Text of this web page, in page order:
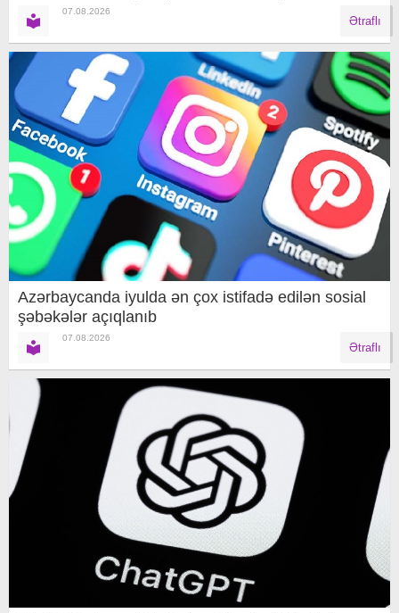
07.08.2026
Ətraflı
Azərbaycanda iyulda ən çox istifadə edilən sosial
şəbəkələr açıqlanıb
07.08.2026
Ətraflı